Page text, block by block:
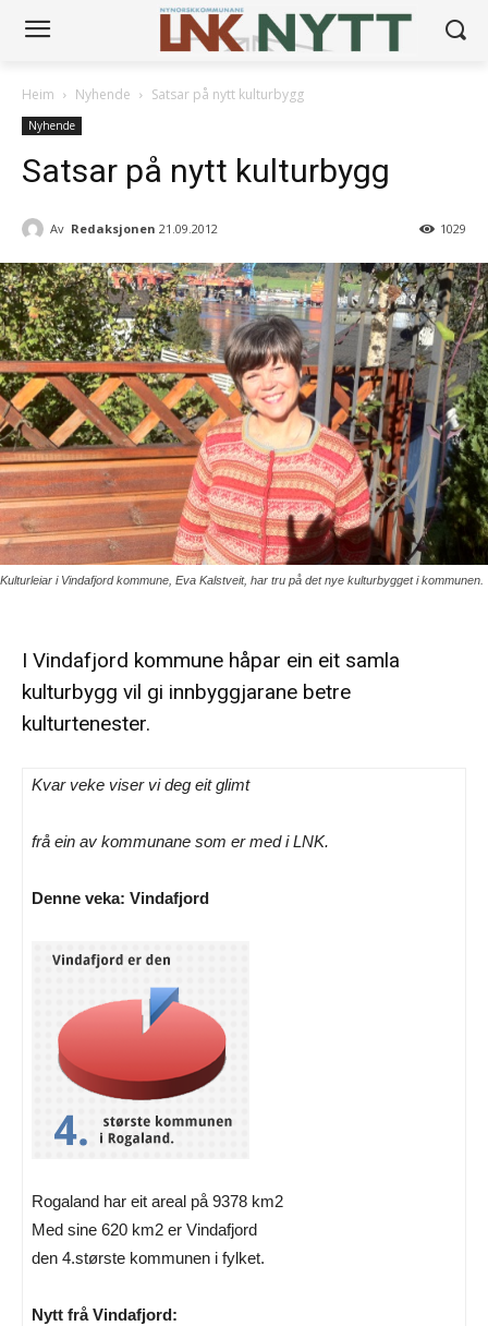
Heim Nyhende Satsar på nytt kulturbygg
Nyhende
Satsar på nytt kulturbygg
Av Redaksjonen 21.09.2012 1029
Kulturleiar i Vindafjord kommune, Eva Kalstveit, har tru på det nye kulturbygget i kommunen.
I Vindafjord kommune håpar ein eit samla
kulturbygg vil gi innbyggjarane betre
kulturtenester.
Kvar veke viser vi deg eit glimt
frå ein av kommunane som er med i LNK.
Denne veka: Vindafjord
Rogaland har eit areal på 9378 km2
Med sine 620 km2 er Vindafjord
den 4.største kommunen i fylket.
Nytt frå Vindafjord: